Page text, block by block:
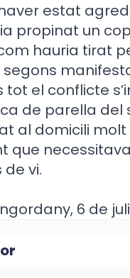
estat
propinat un
hauria tirat
el conflicte
de parella del
al domicili
que
vi.
6 de